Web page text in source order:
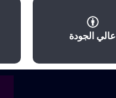
عالي الجودة